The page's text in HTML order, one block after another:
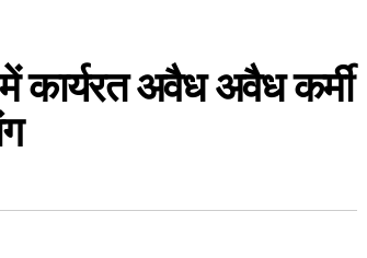
कार्यरत अवैध अवैध कर्मी